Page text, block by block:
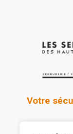
Votre